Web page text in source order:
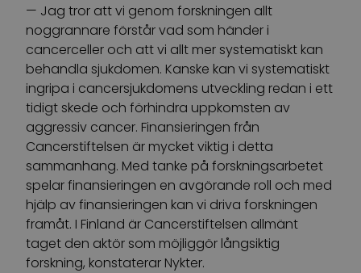
— Jag tror att vi genom forskningen allt
noggrannare förstår vad som händer i
cancerceller och att vi allt mer systematiskt kan
behandla sjukdomen. Kanske kan vi systematiskt
ingripa i cancersjukdomens utveckling redan i ett
tidigt skede och förhindra uppkomsten av
aggressiv cancer. Finansieringen från
Cancerstiftelsen är mycket viktig i detta
sammanhang. Med tanke på forskningsarbetet
spelar finansieringen en avgörande roll och med
hjälp av finansieringen kan vi driva forskningen
framåt. I Finland är Cancerstiftelsen allmänt
taget den aktör som möjliggör långsiktig
forskning, konstaterar Nykter.